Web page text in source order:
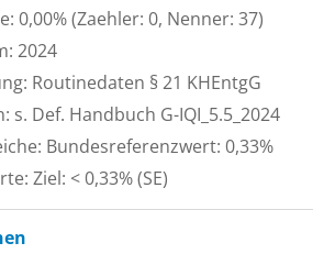
0,00% (Zaehler: 0, Nenner: 37)
2024
Routinedaten § 21 KHEntgG
s. Def. Handbuch G-IQI_5.5_2024
Bundesreferenzwert: 0,33%
Ziel: < 0,33% (SE)